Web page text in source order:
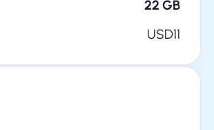
22 GB
USD11